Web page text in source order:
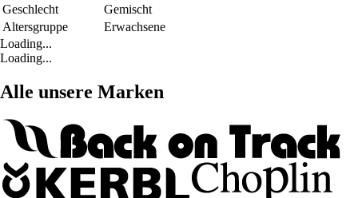
Geschlecht
Gemischt
Altersgruppe
Erwachsene
Loading...
Loading...
Alle unsere Marken